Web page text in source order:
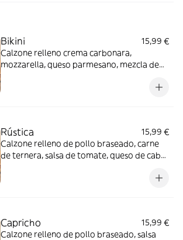
Bikini
15,99 €
Calzone relleno crema carbonara,
mozzarella, queso parmesano, mezcla de
Rústica
15,99 €
Calzone relleno de pollo braseado, carne
de ternera, salsa de tomate, queso de cabra
Capricho
15,99 €
Calzone relleno de pollo braseado, salsa